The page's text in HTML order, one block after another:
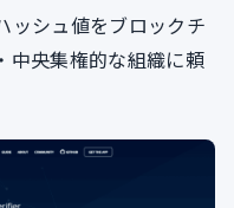
ッシュ値をブロックチ
中央集権的な組織に頼